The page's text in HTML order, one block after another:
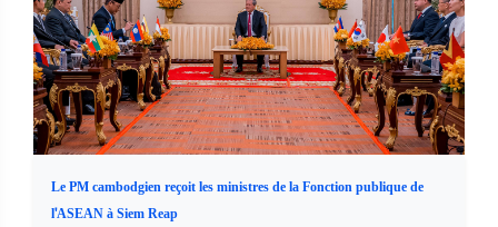
Le PM cambodgien reçoit les ministres de la Fonction publique de
l'ASEAN à Siem Reap